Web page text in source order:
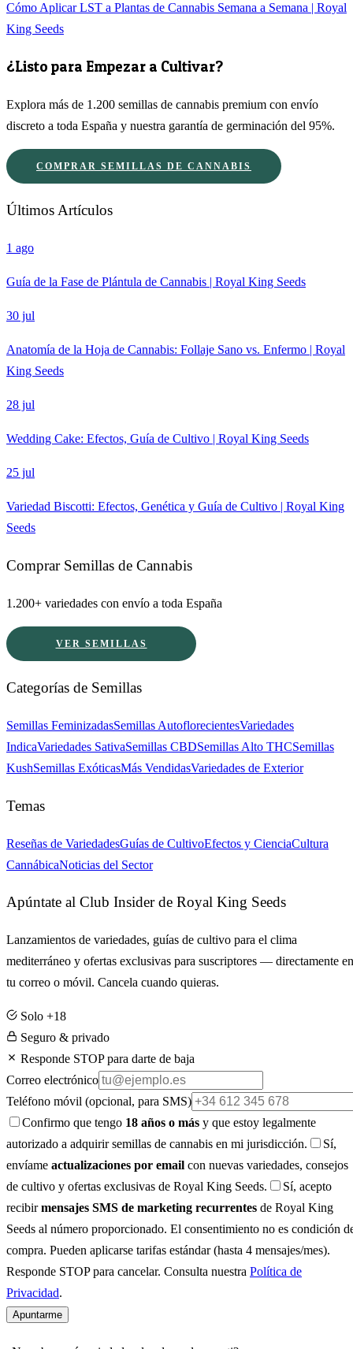
Cómo Aplicar LST a Plantas de Cannabis Semana a Semana | Royal
King Seeds
¿Listo para Empezar a Cultivar?
Explora más de 1.200 semillas de cannabis premium con envío
discreto a toda España y nuestra garantía de germinación del 95%.
COMPRAR SEMILLAS DE CANNABIS
Últimos Artículos
1 ago
Guía de la Fase de Plántula de Cannabis | Royal King Seeds
30 jul
Anatomía de la Hoja de Cannabis: Follaje Sano vs. Enfermo | Royal
King Seeds
28 jul
Wedding Cake: Efectos, Guía de Cultivo | Royal King Seeds
25 jul
Variedad Biscotti: Efectos, Genética y Guía de Cultivo | Royal King
Seeds
Comprar Semillas de Cannabis
1.200+ variedades con envío a toda España
VER SEMILLAS
Categorías de Semillas
Semillas FeminizadasSemillas AutoflorecientesVariedades
IndicaVariedades SativaSemillas CBDSemillas Alto THCSemillas
KushSemillas ExóticasMás VendidasVariedades de Exterior
Temas
Reseñas de VariedadesGuías de CultivoEfectos y CienciaCultura
CannábicaNoticias del Sector
Apúntate al Club Insider de Royal King Seeds
Lanzamientos de variedades, guías de cultivo para el clima
mediterráneo y ofertas exclusivas para suscriptores — directamente en
tu correo o móvil. Cancela cuando quieras.
Solo +18
Seguro & privado
Responde STOP para darte de baja
Correo electrónico
Teléfono móvil (opcional, para SMS)
Confirmo que tengo 18 años o más y que estoy legalmente
autorizado a adquirir semillas de cannabis en mi jurisdicción.
Sí,
envíame actualizaciones por email con nuevas variedades, consejos
de cultivo y ofertas exclusivas de Royal King Seeds.
Sí, acepto
recibirmensajes SMS de marketing recurrentes de Royal King
Seeds al número proporcionado. El consentimiento no es condición
compra. Pueden aplicarse tarifas estándar (hasta 4 mensajes/mes).
Responde STOP para cancelar. Consulta nuestra Política de
Privacidad.
Apuntarme